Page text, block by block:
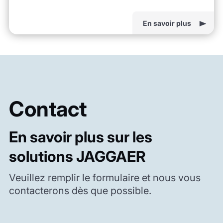
En savoir plus
Contact
En savoir plus sur les
solutions JAGGAER
Veuillez remplir le formulaire et nous vous
contacterons dès que possible.